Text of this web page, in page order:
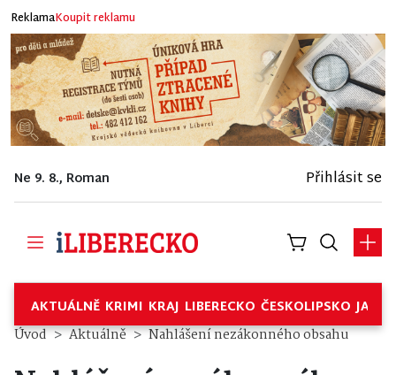
ReklamaKoupit reklamu
Ne 9. 8., Roman Přihlásit se
AKTUÁLNĚ KRIMI KRAJ LIBERECKO ČESKOLIPSKO
Úvod Aktuálně Nahlášení nezákonného obsahu